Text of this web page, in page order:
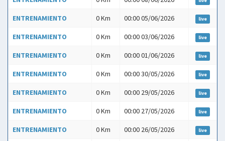
ENTRENAMIENTO 0 Km 00:00 05/06/2026 live
ENTRENAMIENTO 0 Km 00:00 03/06/2026 live
ENTRENAMIENTO 0 Km 00:00 01/06/2026 live
ENTRENAMIENTO 0 Km 00:00 30/05/2026 live
ENTRENAMIENTO 0 Km 00:00 29/05/2026 live
ENTRENAMIENTO 0 Km 00:00 27/05/2026 live
ENTRENAMIENTO 0 Km 00:00 26/05/2026 live